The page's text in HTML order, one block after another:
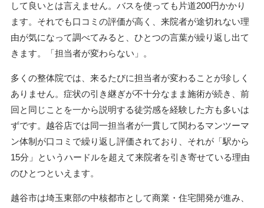
して良いとは言えません。バスを使っても片道200円かかり
ます。それでも口コミの評価が高く、来院者が途切れない理
由が気になって調べてみると、ひとつの言葉が繰り返し出て
きます。「担当者が変わらない」。
多くの整体院では、来るたびに担当者が変わることが珍しく
ありません。症状の引き継ぎが不十分なまま施術が続き、前
回と同じことを一から説明する徒労感を経験した方も多いは
ずです。越谷店では同一担当者が一貫して関わるマンツーマ
ン体制が口コミで繰り返し評価されており、それが「駅から
15分」というハードルを超えて来院者を引き寄せている理由
のひとつといえます。
越谷市は埼玉東部の中核都市として商業・住宅開発が進み、